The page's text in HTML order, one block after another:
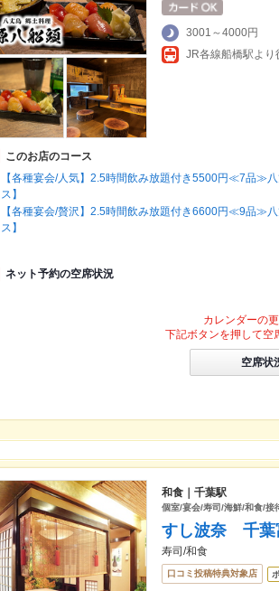
3001～4000円
JR各線船橋駅よ
このお店のコース
【各種宴会/人気】2.5時間飲み放題付き5500円≪7品≫
ス】
【各種宴会/贅沢】2.5時間飲み放題付き6600円≪9品≫
ス】
ネット予約の空席状況
カレンダーの
下記ボタンを押して空
空席状
和食｜千葉駅
個室/宴会/寿司/海鮮/和食/接
すし波奈 千葉
寿司/和食
口コミ投稿特典対象店